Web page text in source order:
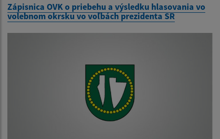
Zápisnica OVK o priebehu a výsledku hlasovania vo
volebnom okrsku vo voľbách prezidenta SR